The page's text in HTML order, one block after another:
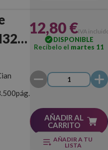
12,80 €IVA
DISPONIBLE
Recíbelo el martes 11
AÑADIR AL
CARRITO
AÑADIR A TU
LISTA